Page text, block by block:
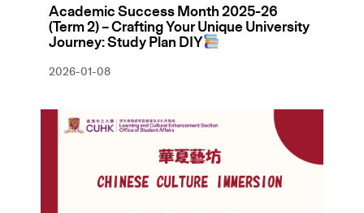
Academic Success Month 2025-26
(Term 2) – Crafting Your Unique University
Journey: Study Plan DIY
2026-01-08